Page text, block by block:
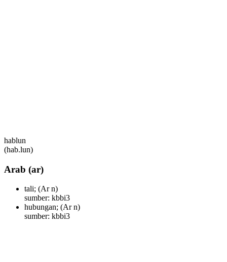
hablun
(hab.lun)
Arab (ar)
tali; (Ar n)
sumber: kbbi3
hubungan; (Ar n)
sumber: kbbi3